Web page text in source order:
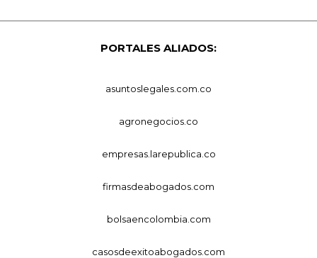
PORTALES ALIADOS:
asuntoslegales.com.co
agronegocios.co
empresas.larepublica.co
firmasdeabogados.com
bolsaencolombia.com
casosdeexitoabogados.com